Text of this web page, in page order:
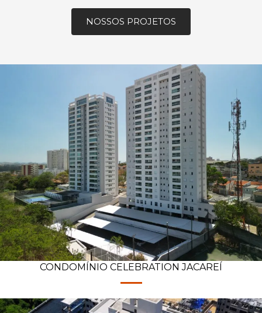
NOSSOS PROJETOS
CONDOMÍNIO CELEBRATION JACAREÍ